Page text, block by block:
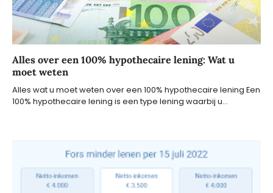
Alles over een 100% hypothecaire lening: Wat u
moet weten
Alles wat u moet weten over een 100% hypothecaire lening Een
100% hypothecaire lening is een type lening waarbij u…